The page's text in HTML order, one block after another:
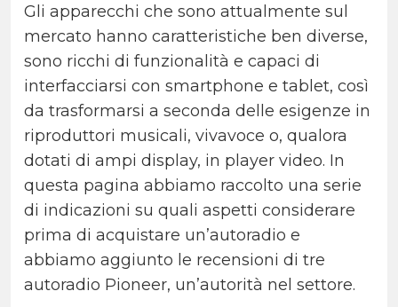
Gli apparecchi che sono attualmente sul
mercato hanno caratteristiche ben diverse,
sono ricchi di funzionalità e capaci di
interfacciarsi con smartphone e tablet, così
da trasformarsi a seconda delle esigenze in
riproduttori musicali, vivavoce o, qualora
dotati di ampi display, in player video. In
questa pagina abbiamo raccolto una serie
di indicazioni su quali aspetti considerare
prima di acquistare un’autoradio e
abbiamo aggiunto le recensioni di tre
autoradio Pioneer, un’autorità nel settore.